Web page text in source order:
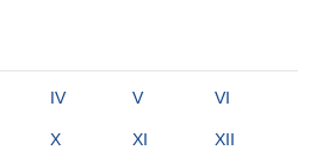
IV V VI
X XI XII